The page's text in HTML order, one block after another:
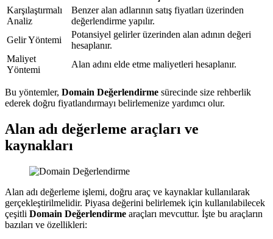
Karşılaştırmalı
Analiz
Benzer alan adlarının satış fiyatları üzerinden
değerlendirme yapılır.
Gelir Yöntemi
Potansiyel gelirler üzerinden alan adının değeri
hesaplanır.
Maliyet
Yöntemi
Alan adını elde etme maliyetleri hesaplanır.
Bu yöntemler, Domain Değerlendirme sürecinde size rehberlik
ederek doğru fiyatlandırmayı belirlemenize yardımcı olur.
Alan adı değerleme araçları ve
kaynakları
Alan adı değerleme işlemi, doğru araç ve kaynaklar kullanılarak
gerçekleştirilmelidir. Piyasa değerini belirlemek için kullanılabilecek
çeşitli Domain Değerlendirme araçları mevcuttur. İşte bu araçların
bazıları ve özellikleri: